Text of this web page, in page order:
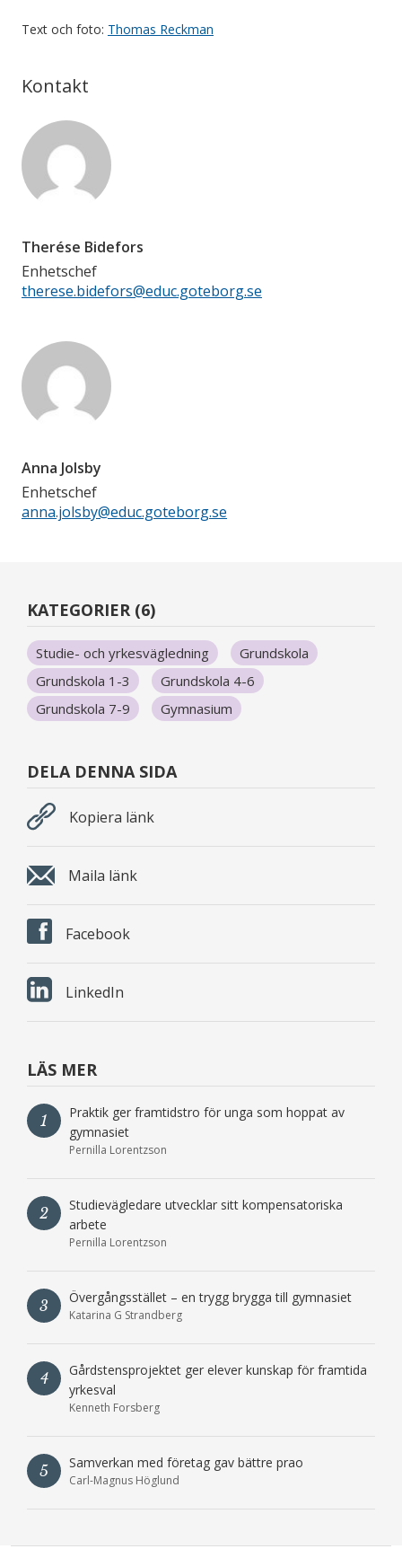
Text och foto: Thomas Reckman
Kontakt
Therése Bidefors
Enhetschef
therese.bidefors@educ.goteborg.se
Anna Jolsby
Enhetschef
anna.jolsby@educ.goteborg.se
KATEGORIER (6)
Studie- och yrkesvägledning
Grundskola
Grundskola 1-3
Grundskola 4-6
Grundskola 7-9
Gymnasium
DELA DENNA SIDA
Kopiera länk
Maila länk
Facebook
LinkedIn
LÄS MER
1
Praktik ger framtidstro för unga som hoppat av
gymnasiet
Pernilla Lorentzson
2
Studievägledare utvecklar sitt kompensatoriska
arbete
Pernilla Lorentzson
3 Övergångsstället – en trygg brygga till gymnasiet
Katarina G Strandberg
4
Gårdstensprojektet ger elever kunskap för framtida
yrkesval
Kenneth Forsberg
5 Samverkan med företag gav bättre prao
Carl-Magnus Höglund